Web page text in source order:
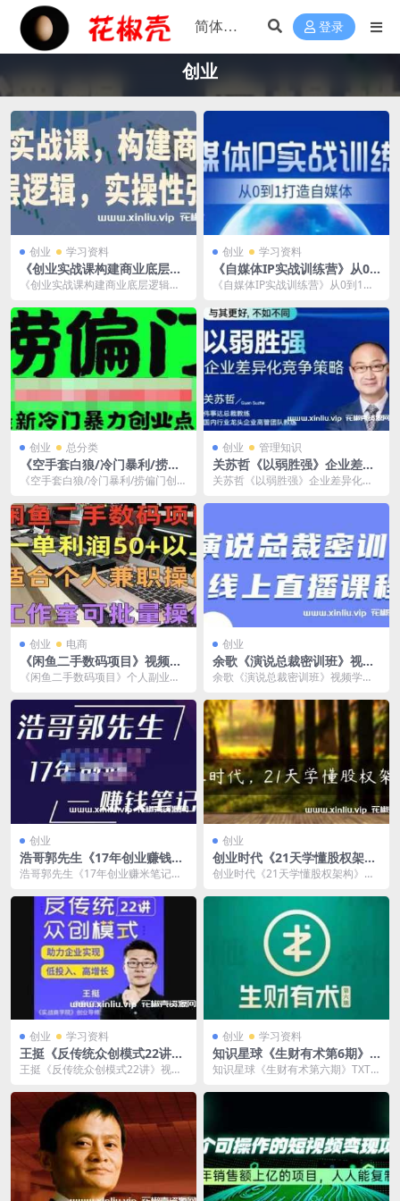
登录
创业
创业 学习资料
《创业实战课构建商业底层逻
辑实操性强》视频学习资料[M
《创业实战课构建商业底层逻辑实
B]云网盘...
创业 学习资料
《自媒体IP实战训练营》从0
到1打造自媒体，帮你打通内
资料[MP4/521.7MB]百度云网
盘下载
《自媒体IP实战训练营》从0到1打
变现闭环视频学习...
创业 总分类
《空手套白狼/冷门暴利/捞偏
门创业赚钱项目》学习课程资
下载
《空手套白狼/冷门暴利/捞偏门创业
MB...
创业 管理知识
关苏哲《以弱胜强》企业差异
化竞争策略视频学习资料[MP
关苏哲《以弱胜强》企业差异化竞
百度云...
创业 电商
《闲鱼二手数码项目》视频学
习资料[MP4/369.4 MB]百度
《闲鱼二手数码项目》个人副业低
放大操作。MP4视...
创业
余歌《演说总裁密训班》视频
学习资料[MP4/3.04 GB]百度
余歌《演说总裁密训班》视频学习
载。MP...
创业
浩哥郭先生《17年创业赚钱笔
记》视频学习资料[MP4/2.14
浩哥郭先生《17年创业赚米笔记》
发力就行。MP4视...
创业
创业时代《21天学懂股权架
构》百度云网盘下载
创业时代《21天学懂股权架构》百
小314.3 MB...
创业 学习资料
王挺《反传统众创模式22讲》
视频+PDF百度云网盘下载
王挺《反传统众创模式22讲》视频
+PDF，文...
创业 学习资料
知识星球《生财有术第6期》T
XT+PDF赚钱学习资料文档百
知识星球《生财有术第六期》TXT+
处理，百度网盘...